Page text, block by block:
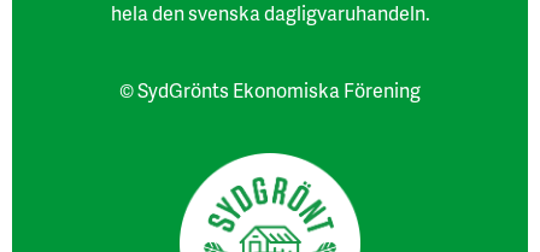
hela den svenska dagligvaruhandeln.
© SydGrönts Ekonomiska Förening